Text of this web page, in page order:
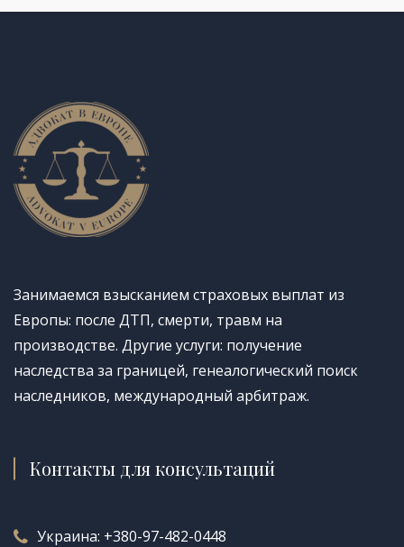
Занимаемся взысканием страховых выплат из
Европы: после ДТП, смерти, травм на
производстве. Другие услуги: получение
наследства за границей, генеалогический поиск
наследников, международный арбитраж.
Контакты для консультаций
Украина: +380-97-482-0448